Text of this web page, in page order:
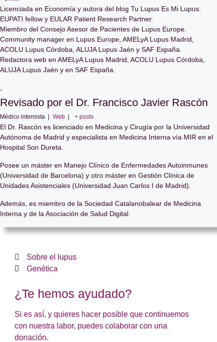
Licenciada en Economía y autora del blog Tu Lupus Es Mi Lupus.
EUPATI fellow y EULAR Patient Research Partner.
Miembro del Consejo Asesor de Pacientes de Lupus Europe.
Community manager en Lupus Europe, AMELyA Lupus Madrid,
ACOLU Lupus Córdoba, ALUJA Lupus Jaén y SAF España.
Redactora web en AMELyA Lupus Madrid, ACOLU Lupus Córdoba,
ALUJA Lupus Jaén y en SAF España.
Revisado por el Dr. Francisco Javier Rascón
Médico internista Web + posts
El Dr. Rascón es licenciado en Medicina y Cirugía por la Universidad
Autónoma de Madrid y especialista en Medicina Interna vía MIR en el
Hospital Son Dureta.
Posee un máster en Manejo Clínico de Enfermedades Autoinmunes
(Universidad de Barcelona) y otro máster en Gestión Clínica de
Unidades Asistenciales (Universidad Juan Carlos I de Madrid).
Además, es miembro de la Sociedad Catalanobalear de Medicina
Interna y de la Asociación de Salud Digital.
Sobre el lupus
Genética
¿Te hemos ayudado?
Si es así, y quieres hacer posible que continuemos
con nuestra labor, puedes colaborar con una
donación.